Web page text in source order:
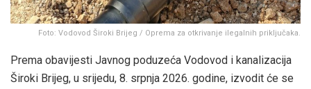
Foto: Vodovod Široki Brijeg / Oprema za otkrivanje ilegalnih priključaka.
Prema obavijesti Javnog poduzeća Vodovod i kanalizacija
Široki Brijeg, u srijedu, 8. srpnja 2026. godine, izvodit će se